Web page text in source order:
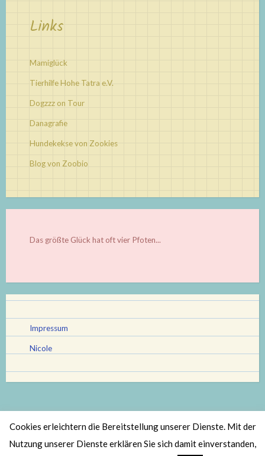
Links
Mamiglück
Tierhilfe Hohe Tatra e.V.
Dogzzz on Tour
Danagrafie
Hundekekse von Zookies
Blog von Zoobio
Das größte Glück hat oft vier Pfoten...
Impressum
Nicole
Stolz bereitgestellt von WordPress |
Theme: Scratchpad von
Cookies erleichtern die Bereitstellung unserer Dienste. Mit der
Nutzung unserer Dienste erklären Sie sich damit einverstanden,